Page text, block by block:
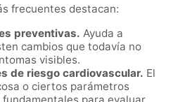
frecuentes destacan:
preventivas. Ayuda a
cambios que todavía no
visibles.
de riesgo cardiovascular. El
o ciertos parámetros